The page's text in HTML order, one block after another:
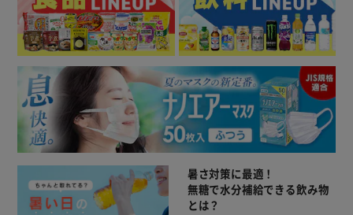
暑さ対策に最適！
無糖で水分補給できる飲み物
とは？